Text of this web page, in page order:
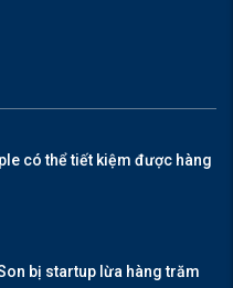
có thể tiết kiệm được hàng
bị startup lừa hàng trăm